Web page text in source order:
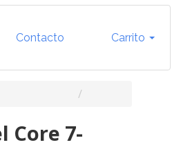
Contacto Carrito
Core 7-